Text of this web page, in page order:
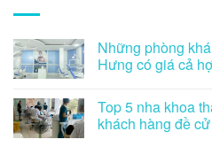
Những phòng
Hưng có giá cả
Top 5 nha khoa
khách hàng đề cử